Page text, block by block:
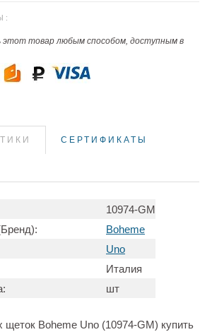
товар любым способом, доступным в
СЕРТИФИКАТЫ
10974-GM
Boheme
Uno
Италия
шт
Boheme Uno (10974-GM) купить